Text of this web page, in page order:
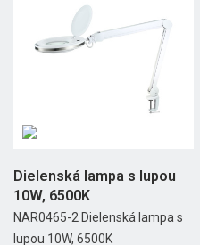
Dielenská lampa s lupou
10W, 6500K
NAR0465-2 Dielenská lampa s
lupou 10W, 6500K